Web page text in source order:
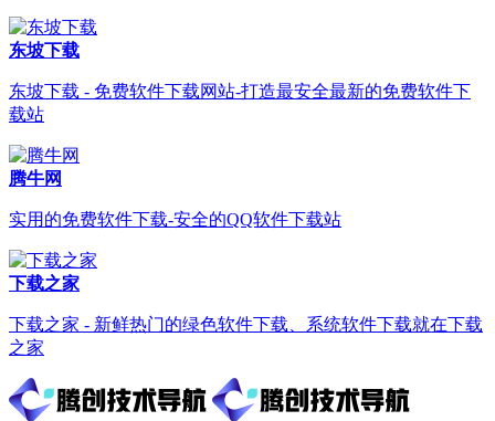
东坡下载
东坡下载 - 免费软件下载网站-打造最安全最新的免费软件下
载站
腾牛网
实用的免费软件下载-安全的QQ软件下载站
下载之家
下载之家 - 新鲜热门的绿色软件下载、系统软件下载就在下载
之家